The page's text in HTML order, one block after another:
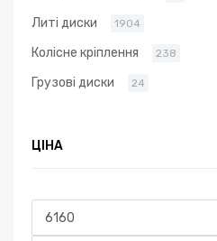
Литі диски 1904
Колісне кріплення 238
Грузові диски 24
ЦІНА
Мінімальна